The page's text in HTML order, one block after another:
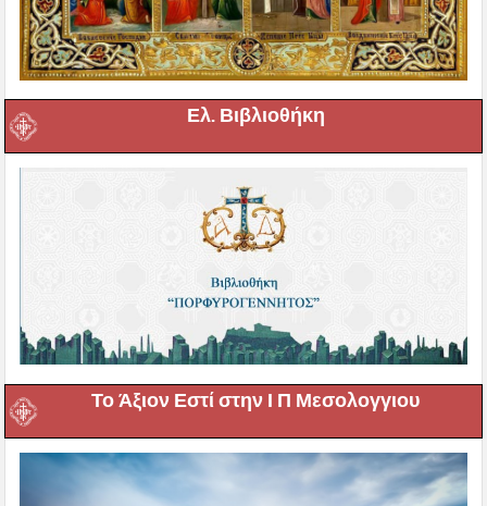
Ελ. Βιβλιοθήκη
Το Άξιον Εστί στην Ι Π Μεσολογγιου